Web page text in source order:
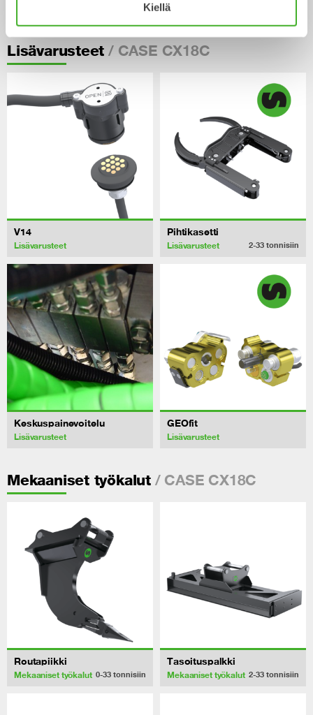
Kiellä
tonnisiin
Lisävarusteet / CASE CX18C
V14
Lisävarusteet
Pihtikasetti
Lisävarusteet 2-33 tonnisiin
Keskuspainevoitelu
Lisävarusteet
GEOfit
Lisävarusteet
Mekaaniset työkalut/ CASE CX18C
Routapiikki
Mekaaniset työkalut 0-33 tonnisiin
Tasoituspalkki
Mekaaniset työkalut 2-33 tonnisiin